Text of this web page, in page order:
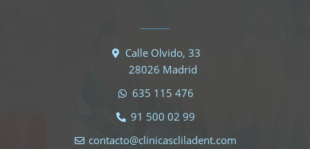
Calle Olvido, 33
28026 Madrid
635 115 476
91 500 02 99
contacto@clinicascliladent.com